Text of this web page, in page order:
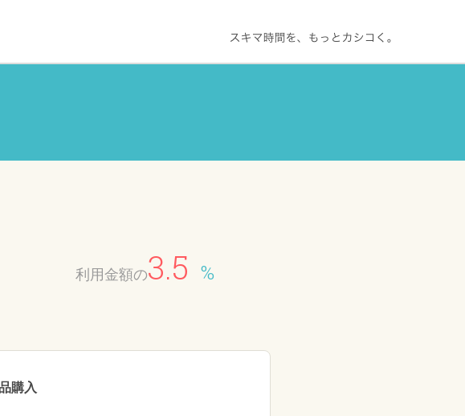
利用金額の3.5 %
購入